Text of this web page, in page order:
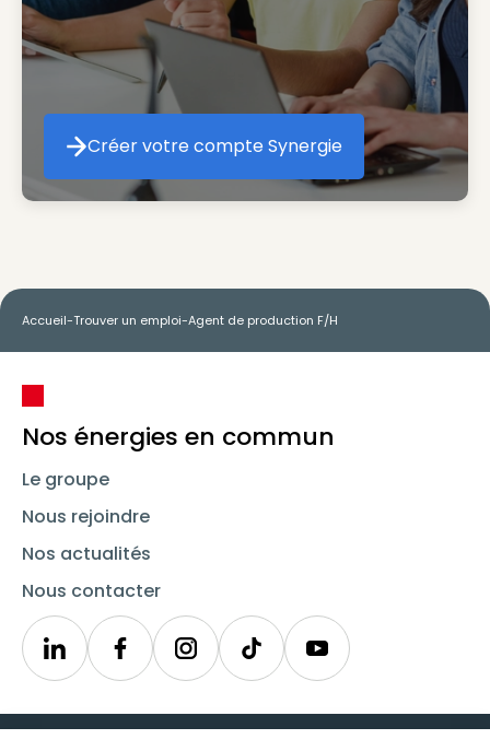
Créer votre compte Synergie
Créer votre compte Synergie
Accueil-Trouver un emploi-Agent de production F/H
Nos énergies en commun
Le groupe
Nous rejoindre
Nos actualités
Nous contacter
LinkedinSynergieInstagramTikTok Youtube